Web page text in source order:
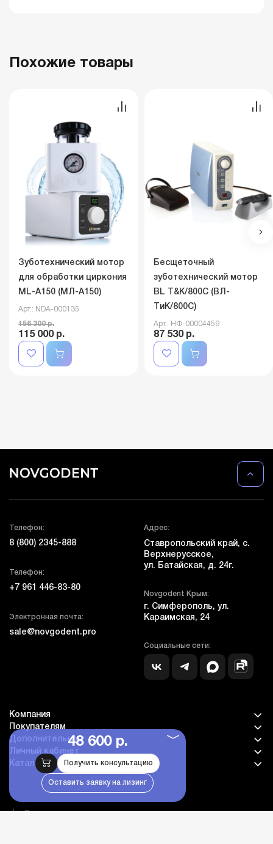
48 600 р.
Получить консультацию
Оставить заявку на лизинг
Похожие товары
Зуботехнический мотор
для обработки циркония
ML-A150 (МЛ-A150)
Арт.: NDA-000135
156 300 р.
115 000 р.
Бесщеточный
зуботехнический мотор
BL T&K/800C (ВЛ-
TиK/800C)
Арт.: НФ-00004459
87 530 р.
Телефон:
8 (800) 2345-888
Телефон:
+7 961 446-83-80
Электронная почта:
sale@novgodent.pro
Адрес:
Ставропольский край, с.
Верхнерусское,
ул. Батайская, д. 24г.
Novgodent Крым:
г. Симферополь, ул.
Караимская, 24
Социальные сети:
Компания
Покупателям
Дополнительно
Личный кабинет
Каталог оборудования